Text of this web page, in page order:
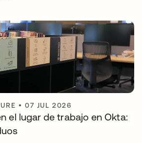
•07 JUL 2026
el lugar de trabajo en Okta: